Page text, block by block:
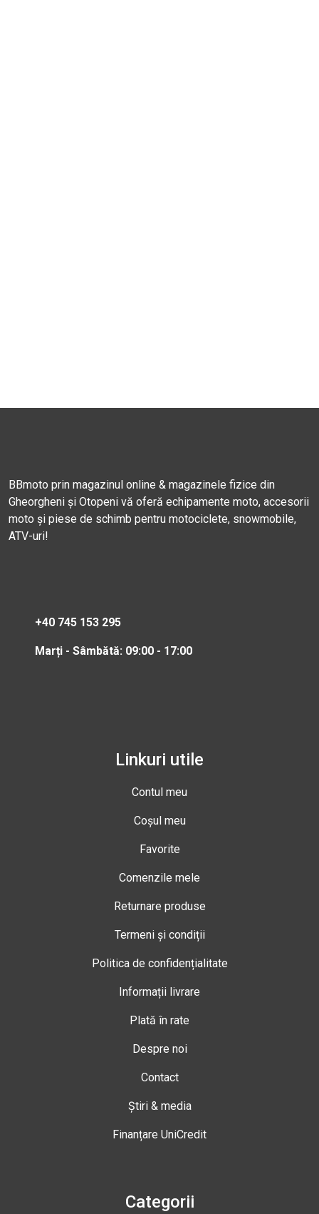
BBmoto prin magazinul online & magazinele fizice din
Gheorgheni și Otopeni vă oferă echipamente moto, accesorii
moto și piese de schimb pentru motociclete, snowmobile,
ATV-uri!
+40 745 153 295
Marți - Sâmbătă: 09:00 - 17:00
Linkuri utile
Contul meu
Coșul meu
Favorite
Comenzile mele
Returnare produse
Termeni și condiții
Politica de confidențialitate
Informații livrare
Plată în rate
Despre noi
Contact
Știri & media
Finanțare UniCredit
Categorii